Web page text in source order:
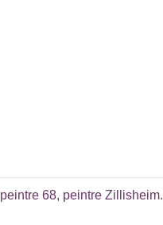
peintre 68, peintre Zillisheim.